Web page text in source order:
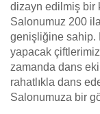
dizayn edilmiş bir
Salonumuz 200
genişliğine sahip.
yapacak
zamanda dans
rahatlıkla dans
Salonumuza bir